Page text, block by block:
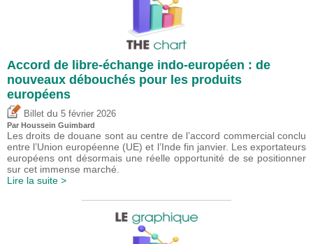
Accord de libre-échange indo-européen : de
nouveaux débouchés pour les produits
européens
Billet du 5 février 2026
Par Houssein Guimbard
Les droits de douane sont au centre de l’accord commercial conclu
entre l’Union européenne (UE) et l’Inde fin janvier. Les exportateurs
européens ont désormais une réelle opportunité de se positionner
sur cet immense marché.
Lire la suite >